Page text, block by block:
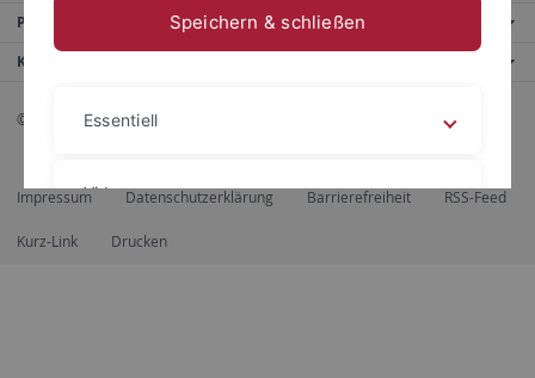
Portale
Kontaktinfo
© 2026 Eberhard Karls Universität Tübingen, Tübingen
Impressum Datenschutzerklärung Barrierefreiheit RSS-Feed
Kurz-Link Drucken
Speichern & schließen
Essentiell
Videos